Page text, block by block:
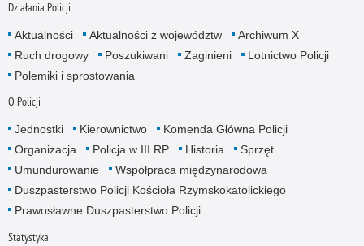
Działania Policji
Aktualności Aktualności z województw
Archiwum X
Ruch drogowy
Poszukiwani Zaginieni
Lotnictwo Policji
Polemiki i sprostowania
O Policji
Jednostki Kierownictwo
Komenda Główna Policji
Organizacja
Policja w III RP Historia
Sprzęt
Umundurowanie
Współpraca międzynarodowa
Duszpasterstwo Policji Kościoła Rzymskokatolickiego
Prawosławne Duszpasterstwo Policji
Statystyka